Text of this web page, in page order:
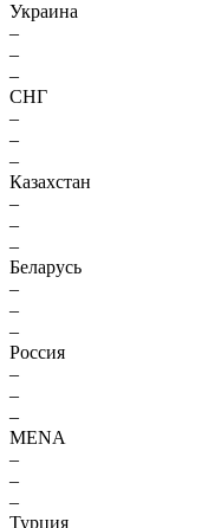
Украина
–
–
–
СНГ
–
–
–
Казахстан
–
–
–
Беларусь
–
–
–
Россия
–
–
–
MENA
–
–
–
Турция